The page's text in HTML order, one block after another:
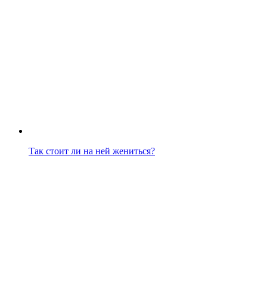
Так стоит ли на ней жениться?